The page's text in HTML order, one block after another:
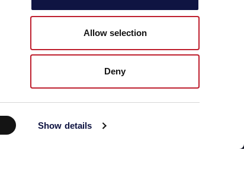
Show details
Allow selection
Deny